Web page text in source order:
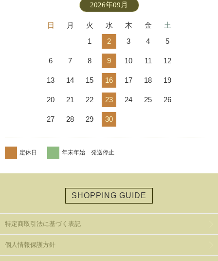
2026年09月
日 月 火 水 木 金
土
1
2 3 4 5
6 7 8 9 10 11 12
13 14 15 16 17 18 19
20 21 22 23 24 25 26
27 28 29 30
定休日 年末年始 発送停止
SHOPPING GUIDE
特定商取引法に基づく表記
個人情報保護方針